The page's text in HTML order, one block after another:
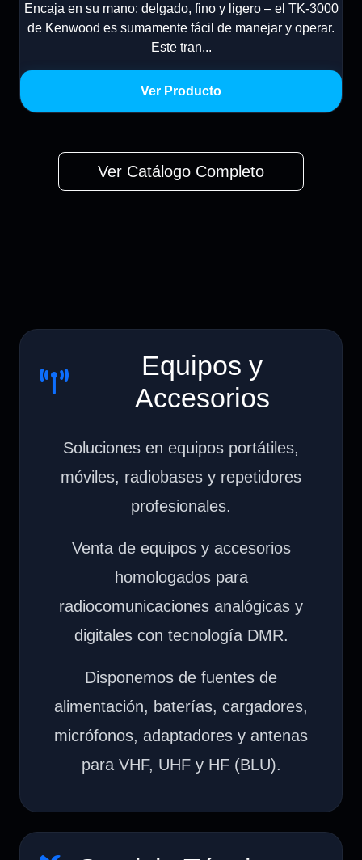
Encaja en su mano: delgado, fino y ligero – el TK-3000
de Kenwood es sumamente fácil de manejar y operar.
Este tran...
Ver Producto
Ver Catálogo Completo
Equipos y
Accesorios
Soluciones en equipos portátiles,
móviles, radiobases y repetidores
profesionales.
Venta de equipos y accesorios
homologados para
radiocomunicaciones analógicas y
digitales con tecnología DMR.
Disponemos de fuentes de
alimentación, baterías, cargadores,
micrófonos, adaptadores y antenas
para VHF, UHF y HF (BLU).